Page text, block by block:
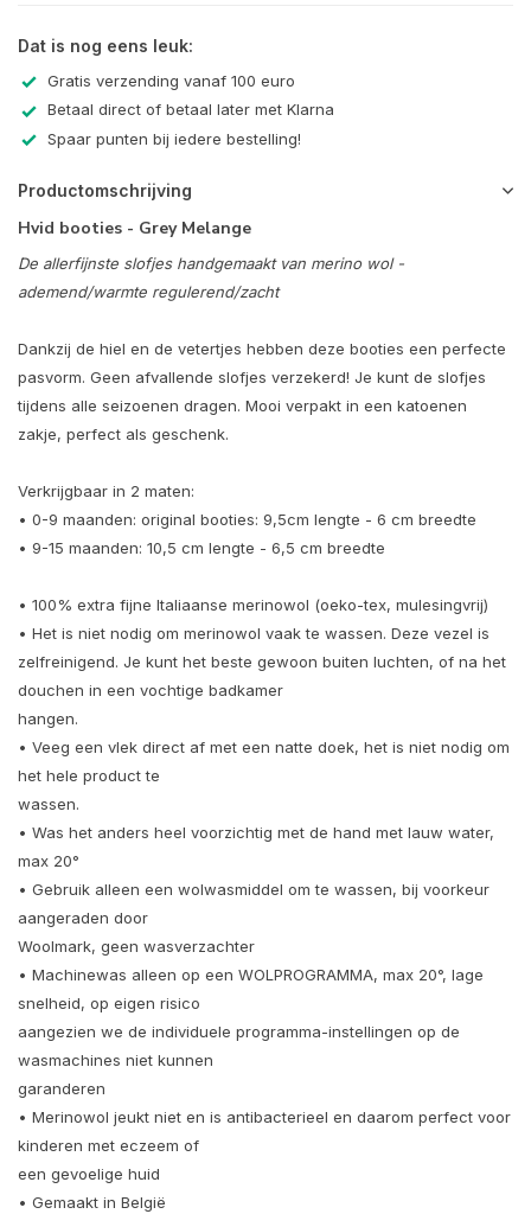
Dat is nog eens leuk:
Gratis verzending vanaf 100 euro
Betaal direct of betaal later met Klarna
Spaar punten bij iedere bestelling!
Productomschrijving
Hvid booties - Grey Melange
De allerfijnste slofjes handgemaakt van merino wol -
ademend/warmte regulerend/zacht
Dankzij de hiel en de vetertjes hebben deze booties een perfecte
pasvorm. Geen afvallende slofjes verzekerd! Je kunt de slofjes
tijdens alle seizoenen dragen. Mooi verpakt in een katoenen
zakje, perfect als geschenk.
Verkrijgbaar in 2 maten:
• 0-9 maanden: original booties: 9,5cm lengte - 6 cm breedte
• 9-15 maanden: 10,5 cm lengte - 6,5 cm breedte
• 100% extra fijne Italiaanse merinowol (oeko-tex, mulesingvrij)
• Het is niet nodig om merinowol vaak te wassen. Deze vezel is
zelfreinigend. Je kunt het beste gewoon buiten luchten, of na het
douchen in een vochtige badkamer
hangen.
• Veeg een vlek direct af met een natte doek, het is niet nodig om
het hele product te
wassen.
• Was het anders heel voorzichtig met de hand met lauw water,
max 20°
• Gebruik alleen een wolwasmiddel om te wassen, bij voorkeur
aangeraden door
Woolmark, geen wasverzachter
• Machinewas alleen op een WOLPROGRAMMA, max 20°, lage
snelheid, op eigen risico
aangezien we de individuele programma-instellingen op de
wasmachines niet kunnen
garanderen
• Merinowol jeukt niet en is antibacterieel en daarom perfect voor
kinderen met eczeem of
een gevoelige huid
• Gemaakt in België